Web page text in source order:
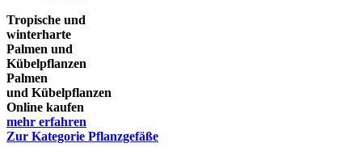
Tropische und
winterharte
Palmen und
Kübelpflanzen
Palmen
und Kübelpflanzen
Online kaufen
mehr erfahren
Zur Kategorie Pflanzgefäße